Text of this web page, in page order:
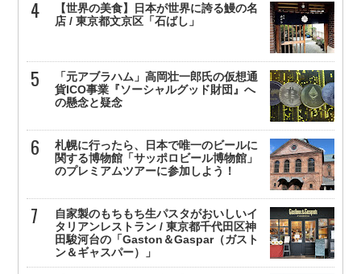
【世界の美食】日本が世界に誇る鰻の名
店 / 東京都文京区「石ばし」
「元アブラハム」高岡壮一郎氏の仮想通
貨ICO事業『ソーシャルグッド財団』へ
の懸念と疑念
札幌に行ったら、日本で唯一のビールに
関する博物館「サッポロビール博物館」
のプレミアムツアーに参加しよう！
自家製のもちもち生パスタがおいしいイ
タリアンレストラン / 東京都千代田区神
田駿河台の「Gaston＆Gaspar（ガスト
ン＆ギャスパー）」